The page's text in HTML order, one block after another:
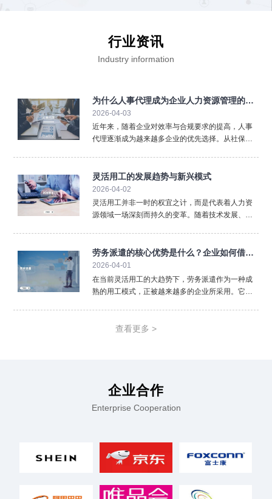
行业资讯
Industry information
为什么人事代理成为企业人力资源管理的重
要选择？
2026-04-03
近年来，随着企业对效率与合规要求的提高，人事
代理逐渐成为越来越多企业的优先选择。从社保缴
求。尤其在多地用工、政策更新频繁、管理成本上
涨的背景下，人事代理
灵活用工的发展趋势与新兴模式
2026-04-02
灵活用工并非一时的权宜之计，而是代表着人力资
源领域一场深刻而持久的变革。随着技术发展、政
平台化是首要趋势。未来，灵活用工将更加依赖于
大数据、人工智能匹配
劳务派遣的核心优势是什么？企业如何借此
实现降本增效
2026-04-01
在当前灵活用工的大趋势下，劳务派遣作为一种成
熟的用工模式，正被越来越多的企业所采用。它并
务。劳务派遣最直接的优势在于降低企业管理成本
查看更多 >
企业合作
Enterprise Cooperation